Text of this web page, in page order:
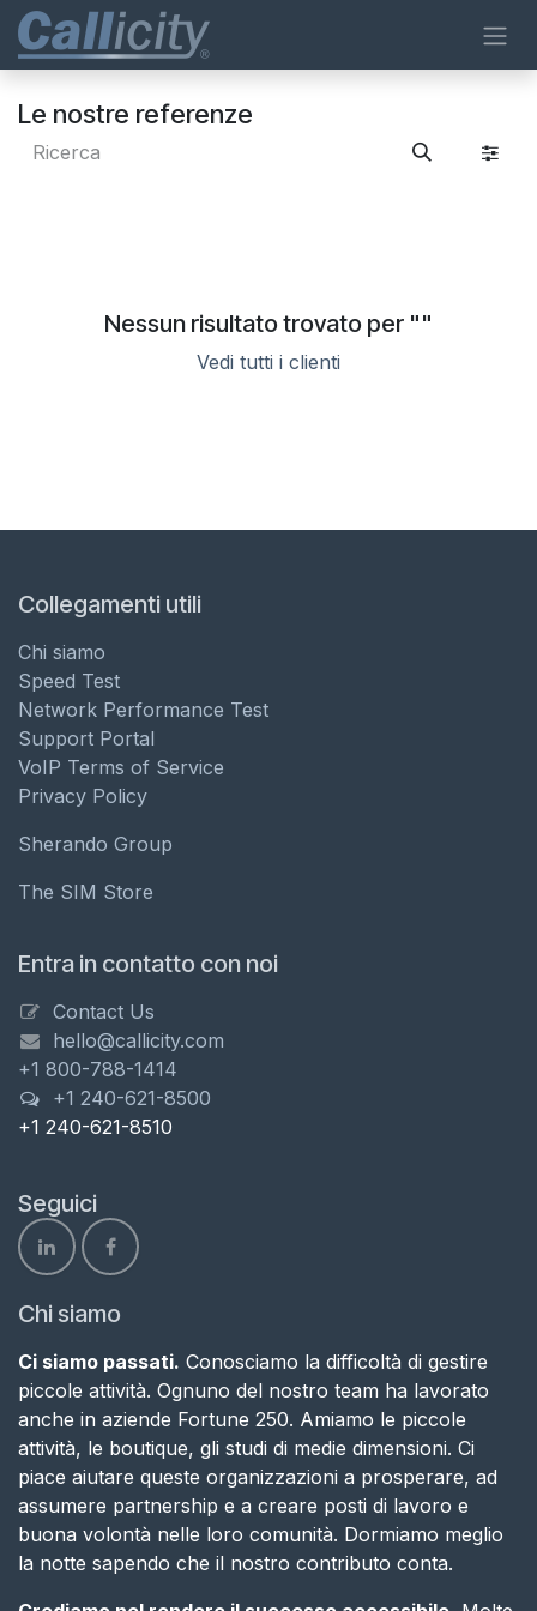
Passa al contenuto
Le nostre referenze
Nessun risultato trovato per ""
Vedi tutti i clienti
Collegamenti utili
Chi siamo
Speed Test
Network Performance Test
Support Portal
VoIP Terms of Service
Privacy Policy
Sherando Group
The SIM Store
Entra in contatto con noi
Contact Us
hello@callicity.com
+1 800-788-1414
+1 240-621-8500
+1 240-621-8510
Seguici
Chi siamo
Ci siamo passati. Conosciamo la difficoltà di gestire
piccole attività. Ognuno del nostro team ha lavorato
anche in aziende Fortune 250. Amiamo le piccole
attività, le boutique, gli studi di medie dimensioni. Ci
piace aiutare queste organizzazioni a prosperare, ad
assumere partnership e a creare posti di lavoro e
buona volontà nelle loro comunità. Dormiamo meglio
la notte sapendo che il nostro contributo conta​.